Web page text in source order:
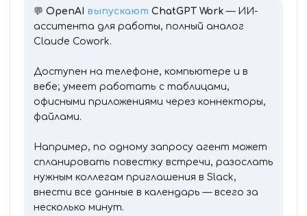
💬 OpenAI выпускают ChatGPT Work— ИИ-
асситента для работы, полный аналог
Claude Cowork.
Доступен на телефоне, компьютере и в
вебе; умеет работать с таблицами,
офисными приложениями через коннекторы,
файлами.
Например, по одному запросу агент может
спланировать повестку встречи, разослать
нужным коллегам приглашения в Slack,
внести все данные в календарь — всего за
несколько минут.